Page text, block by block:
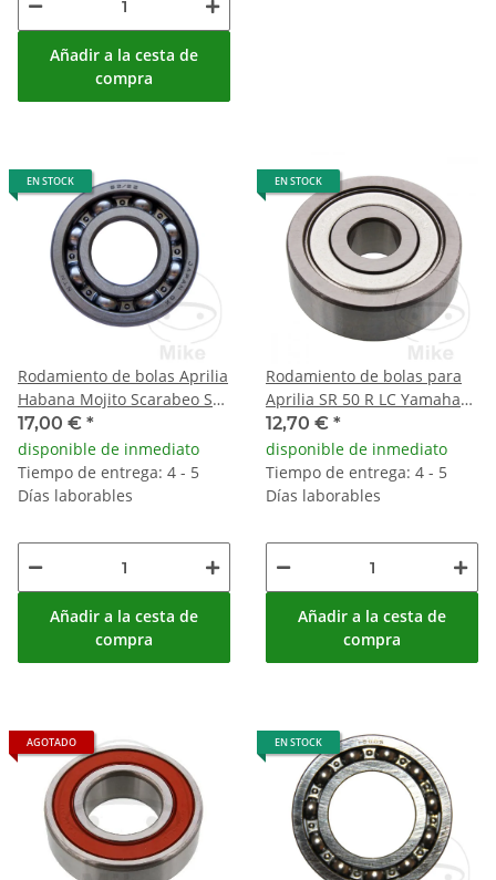
Añadir a la cesta de
compra
EN STOCK
Rodamiento de bolas Aprilia
Habana Mojito Scarabeo SR
50 Italjet Millenium 50
17,00 € *
disponible de inmediato
Tiempo de entrega: 4 - 5
Días laborables
Añadir a la cesta de
compra
EN STOCK
Rodamiento de bolas para
Aprilia SR 50 R LC Yamaha
CS YA YE YH 50
12,70 € *
disponible de inmediato
Tiempo de entrega: 4 - 5
Días laborables
Añadir a la cesta de
compra
AGOTADO EN STOCK